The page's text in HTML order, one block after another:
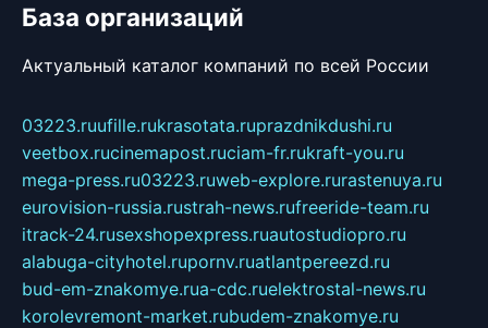
База организаций
Актуальный каталог компаний по всей России
03223.ruufille.rukrasotata.ruprazdnikdushi.ru
veetbox.rucinemapost.ruciam-fr.rukraft-you.ru
mega-press.ru03223.ruweb-explore.rurastenuya.ru
eurovision-russia.rustrah-news.rufreeride-team.ru
itrack-24.rusexshopexpress.ruautostudiopro.ru
alabuga-cityhotel.rupornv.ruatlantpereezd.ru
bud-em-znakomye.rua-cdc.ruelektrostal-news.ru
korolevremont-market.rubudem-znakomye.ru